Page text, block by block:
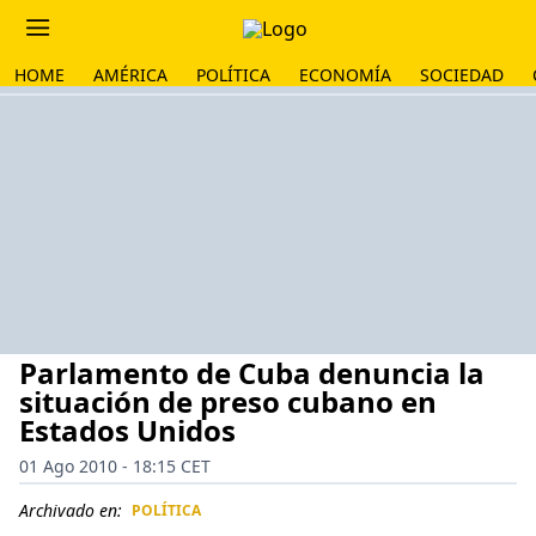
HOME AMÉRICA POLÍTICA ECONOMÍA SOCIEDAD
Parlamento de Cuba denuncia la
situación de preso cubano en
Estados Unidos
01 Ago 2010 - 18:15 CET
Archivado en: POLÍTICA